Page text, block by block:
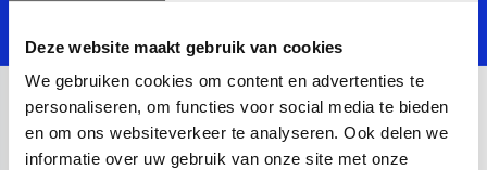
Deze website maakt gebruik van cookies
We gebruiken cookies om content en advertenties te
personaliseren, om functies voor social media te bieden
en om ons websiteverkeer te analyseren. Ook delen we
informatie over uw gebruik van onze site met onze
Audi A3
Sportback 40 TFSIe Advanced